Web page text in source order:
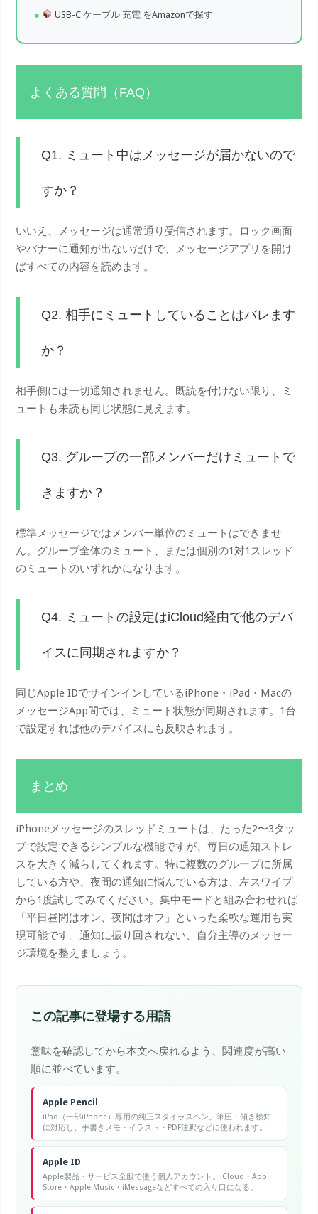
USB-C ケーブル 充電 をAmazonで探す
よくある質問（FAQ）
Q1. ミュート中はメッセージが届かないので
すか？
いいえ、メッセージは通常通り受信されます。ロック画面
やバナーに通知が出ないだけで、メッセージアプリを開け
ばすべての内容を読めます。
Q2. 相手にミュートしていることはバレます
か？
相手側には一切通知されません。既読を付けない限り、ミ
ュートも未読も同じ状態に見えます。
Q3. グループの一部メンバーだけミュートで
きますか？
標準メッセージではメンバー単位のミュートはできませ
ん。グループ全体のミュート、または個別の1対1スレッド
のミュートのいずれかになります。
Q4. ミュートの設定はiCloud経由で他のデバ
イスに同期されますか？
同じApple IDでサインインしているiPhone・iPad・Macの
メッセージApp間では、ミュート状態が同期されます。1台
で設定すれば他のデバイスにも反映されます。
まとめ
iPhoneメッセージのスレッドミュートは、たった2〜3タッ
プで設定できるシンプルな機能ですが、毎日の通知ストレ
スを大きく減らしてくれます。特に複数のグループに所属
している方や、夜間の通知に悩んでいる方は、左スワイプ
から1度試してみてください。集中モードと組み合わせれば
「平日昼間はオン、夜間はオフ」といった柔軟な運用も実
現可能です。通知に振り回されない、自分主導のメッセー
ジ環境を整えましょう。
この記事に登場する用語
意味を確認してから本文へ戻れるよう、関連度が高い
順に並べています。
Apple Pencil
iPad（一部iPhone）専用の純正スタイラスペン。筆圧・傾き検知
に対応し、手書きメモ・イラスト・PDF注釈などに使われます。
Apple ID
Apple製品・サービス全般で使う個人アカウント。iCloud・App
Store・Apple Music・iMessageなどすべての入り口になる。